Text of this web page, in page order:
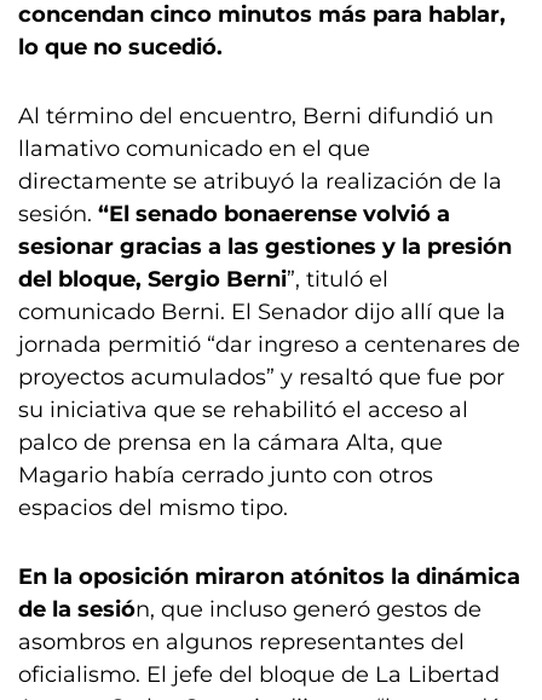
concendan cinco minutos más para hablar,
lo que no sucedió.
Al término del encuentro, Berni difundió un
llamativo comunicado en el que
directamente se atribuyó la realización de la
sesión. “El senado bonaerense volvió a
sesionar gracias a las gestiones y la presión
del bloque, Sergio Berni”, tituló el
comunicado Berni. El Senador dijo allí que la
jornada permitió “dar ingreso a centenares de
proyectos acumulados” y resaltó que fue por
su iniciativa que se rehabilitó el acceso al
palco de prensa en la cámara Alta, que
Magario había cerrado junto con otros
espacios del mismo tipo.
En la oposición miraron atónitos la dinámica
de la sesión, que incluso generó gestos de
asombros en algunos representantes del
oficialismo. El jefe del bloque de La Libertad